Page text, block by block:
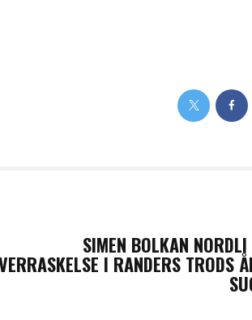
SIMEN BOLKAN
I RANDERS TRODS